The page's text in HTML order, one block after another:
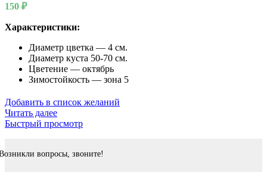
150 ₽
Характеристики:
Диаметр цветка — 4 см.
Диаметр куста 50-70 см.
Цветение — октябрь
Зимостойкость — зона 5
Добавить в список желаний
Читать далее
Быстрый просмотр
вопросы, звоните!